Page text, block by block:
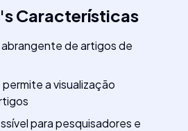
'sCaracterísticas
de artigos de
a visualização
para pesquisadores e